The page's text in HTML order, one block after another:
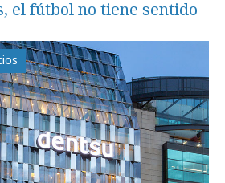
el fútbol no tiene sentido